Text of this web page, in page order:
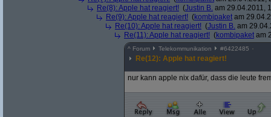
Re(8): Apple hat reagiert! (Justin B. am 29.04.2011,
Re(9): Apple hat reagiert! (kombipaket am
Re(10): Apple hat reagiert! (Justin B. am
Re(11): Apple hat reagiert! (kombipaket am
^ Forum Telekommunikation #6422485
Re(12): Apple hat reagiert!
nur kann apple nix dafür, dass die leute